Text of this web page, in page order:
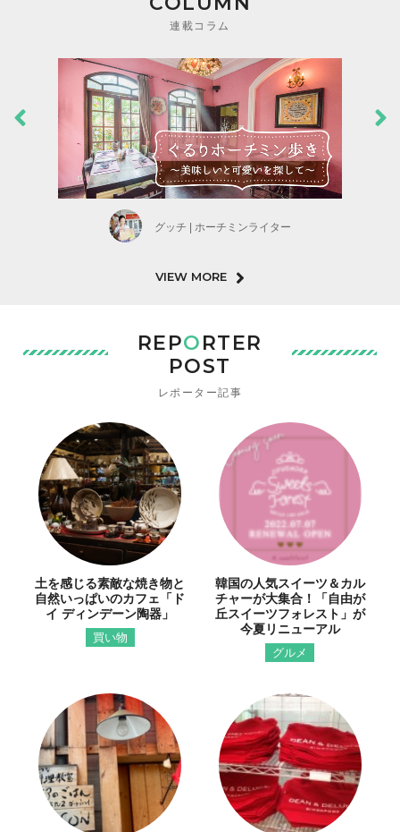
連載コラム
グッチ | ホーチミンライター
VIEW MORE
REPORTER
POST
レポーター記事
土を感じる素敵な焼き物と
自然いっぱいのカフェ「ド
イ ディンデーン陶器」
買い物
韓国の人気スイーツ＆カル
チャーが大集合！「自由が
丘スイーツフォレスト」が
今夏リニューアル
グルメ